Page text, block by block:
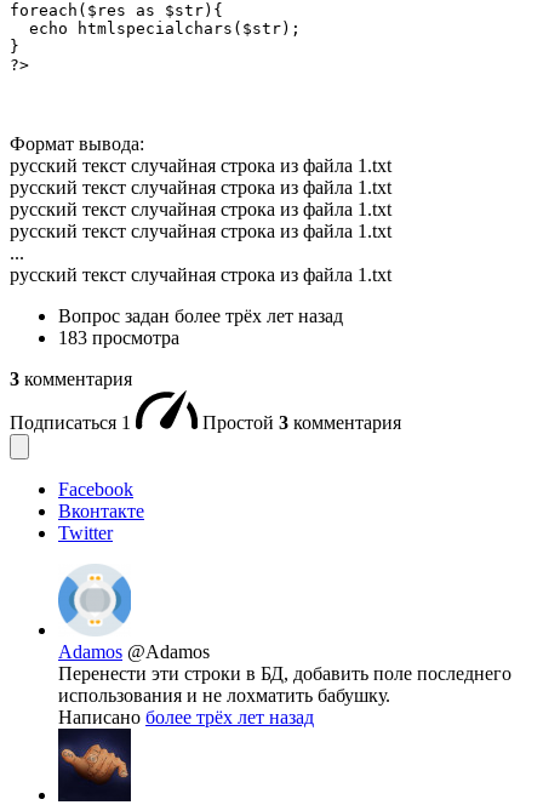
foreach($res as $str){
  echo htmlspecialchars($str);
}
?>
Формат вывода:
русский текст случайная строка из файла 1.txt
русский текст случайная строка из файла 1.txt
русский текст случайная строка из файла 1.txt
русский текст случайная строка из файла 1.txt
...
русский текст случайная строка из файла 1.txt
Вопрос задан более трёх лет назад
183 просмотра
3 комментария
Подписаться 1 Простой 3 комментария
Facebook
Вконтакте
Twitter
Adamos @Adamos
Перенести эти строки в БД, добавить поле последнего
использования и не лохматить бабушку.
Написано более трёх лет назад